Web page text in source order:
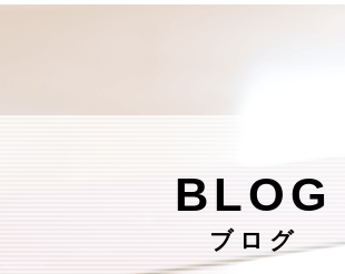
BLOG
ブログ